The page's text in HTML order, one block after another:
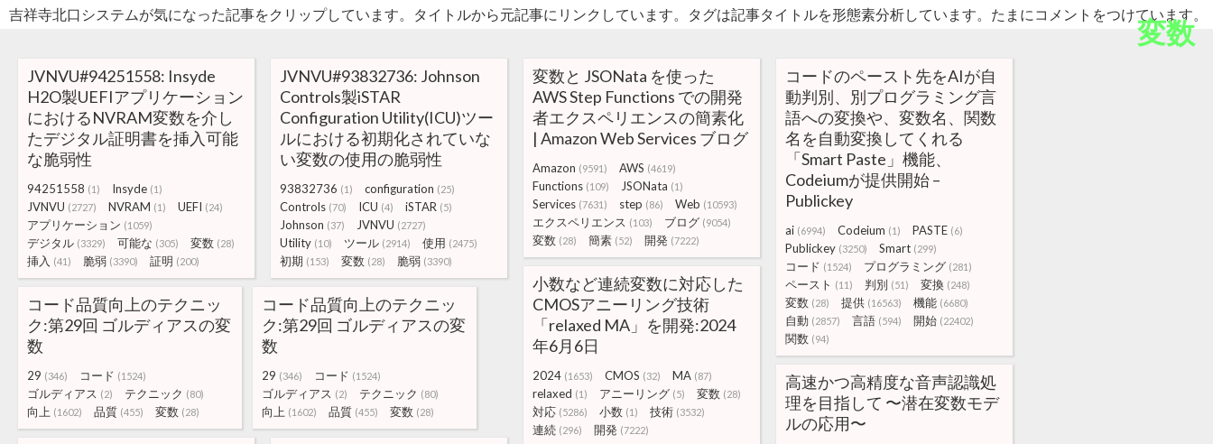
吉祥寺北口システムが気になった記事をクリップしています。タイトルから元記事にリンクしています。タグは記事タイトルを形態素分析しています。たまにコメントをつけています。
変数
JVNVU#94251558: Insyde
H2O製UEFIアプリケーション
におけるNVRAM変数を介し
たデジタル証明書を挿入可能
な脆弱性
94251558 (1) Insyde (1)
JVNVU (2727) NVRAM (1) UEFI (24)
アプリケーション (1059)
デジタル (3329) 可能な (305) 変数 (28)
挿入 (41) 脆弱 (3390) 証明 (200)
JVNVU#93832736: Johnson
Controls製iSTAR
Configuration Utility(ICU)ツー
ルにおける初期化されていな
い変数の使用の脆弱性
93832736 (1) configuration (25)
Controls (70) ICU (4) iSTAR (5)
Johnson (37) JVNVU (2727)
Utility (10) ツール (2914) 使用 (2475)
初期 (153) 変数 (28) 脆弱 (3390)
変数と JSONata を使った
AWS Step Functions での開発
者エクスペリエンスの簡素化
| Amazon Web Services ブログ
Amazon (9591) AWS (4619)
Functions (109) JSONata (1)
Services (7631) step (86) Web (10593)
エクスペリエンス (103) ブログ (9054)
変数 (28) 簡素 (52) 開発 (7222)
コードのペースト先をAIが自
動判別、別プログラミング言
語への変換や、変数名、関数
名を自動変換してくれる
「Smart Paste」機能、
Codeiumが提供開始 –
Publickey
ai (6994) Codeium (1) PASTE (6)
Publickey (3250) Smart (299)
コード (1524) プログラミング (281)
ペースト (11) 判別 (51) 変換 (248)
変数 (28) 提供 (16563) 機能 (6680)
自動 (2857) 言語 (594) 開始 (22402)
関数 (94)
小数など連続変数に対応した
CMOSアニーリング技術
「relaxed MA」を開発:2024
年6月6日
2024 (1653) CMOS (32) MA (87)
relaxed (1) アニーリング (5) 変数 (28)
対応 (5286) 小数 (1) 技術 (3532)
連続 (296) 開発 (7222)
コード品質向上のテクニッ
ク:第29回 ゴルディアスの変
数
29 (346) コード (1524)
ゴルディアス (2) テクニック (80)
向上 (1602) 品質 (455) 変数 (28)
コード品質向上のテクニッ
ク:第29回 ゴルディアスの変
数
29 (346) コード (1524)
ゴルディアス (2) テクニック (80)
向上 (1602) 品質 (455) 変数 (28)
高速かつ高精度な音声認識処
理を目指して 〜潜在変数モデ
ルの応用〜